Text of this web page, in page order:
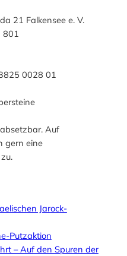
21 Falkensee e. V.
801
0028 01
Auf
gern eine
Jarock-
Putzaktion
– Auf den Spuren der